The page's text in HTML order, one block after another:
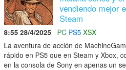
vendiendo mejor
Steam
8:55 28/4/2025 PC PS5 XSX
La aventura de acción de
rápido en PS5 que en Steam y Xbox,
en la consola de Sony en apenas un